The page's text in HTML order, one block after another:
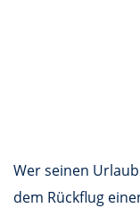
Wer seinen
dem Rückflug